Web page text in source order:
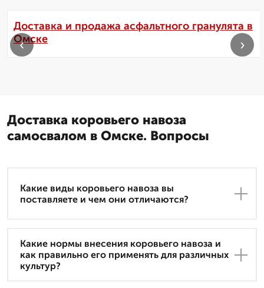
Доставка и продажа асфальтного гранулята в
Омске
‹ ›
Доставка коровьего навоза
самосвалом в Омске. Вопросы
Какие виды коровьего навоза вы
поставляете и чем они отличаются?
Какие нормы внесения коровьего навоза и
как правильно его применять для различных
культур?